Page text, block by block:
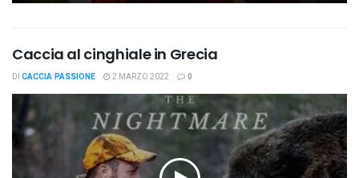
Caccia al cinghiale in Grecia
DI CACCIA PASSIONE 2 MARZO 2022 0